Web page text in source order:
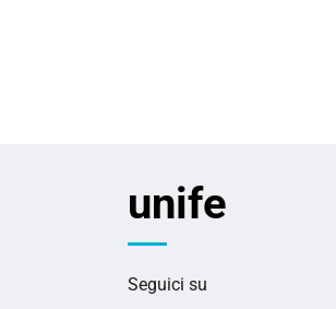
unife
Seguici su